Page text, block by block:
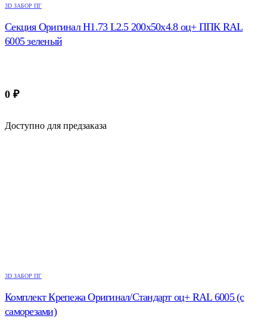
3D ЗАБОР ПГ
Секция Оригинал H1.73 L2.5 200х50х4.8 оц+ ППК RAL
6005 зеленый
0 ₽
Доступно для предзаказа
3D ЗАБОР ПГ
Комплект Крепежа Оригинал/Стандарт оц+ RAL 6005 (с
саморезами)